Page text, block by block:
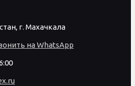
г. Махачкала
на WhatsApp